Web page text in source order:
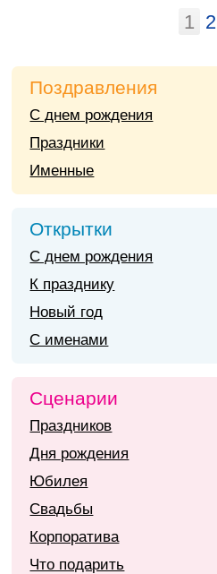
1 2
Поздравления
С днем рождения
Праздники
Именные
Открытки
С днем рождения
К празднику
Новый год
С именами
Сценарии
Праздников
Дня рождения
Юбилея
Свадьбы
Корпоратива
Что подарить